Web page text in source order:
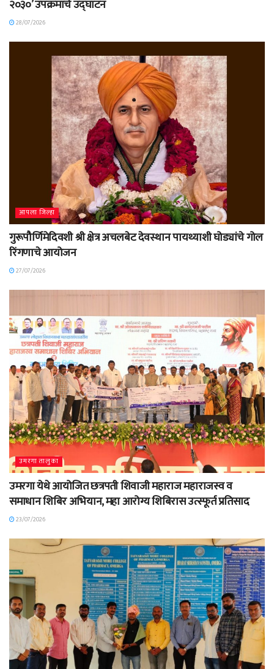
२०३०’ उपक्रमाचे उद्घाटन
28/07/2026
आपला जिल्हा
गुरूपौर्णिमेदिवशी श्री क्षेत्र अचलबेट देवस्थान पायथ्याशी घोड्यांचे गोल
रिंगणाचे आयोजन
27/07/2026
उमरगा तालुका
उमरगा येथे आयोजित छत्रपती शिवाजी महाराज महाराजस्व व
समाधान शिबिर अभियान, महा आरोग्य शिबिरास उत्स्फूर्त प्रतिसाद
23/07/2026